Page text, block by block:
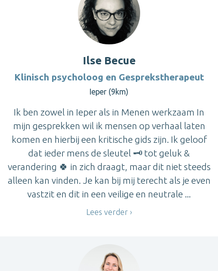
Ilse Becue
Klinisch psycholoog en Gesprekstherapeut
Ieper (9km)
Ik ben zowel in Ieper als in Menen werkzaam In
mijn gesprekken wil ik mensen op verhaal laten
komen en hierbij een kritische gids zijn. Ik geloof
dat ieder mens de sleutel 🗝 tot geluk &
verandering 🍀 in zich draagt, maar dit niet steeds
alleen kan vinden. Je kan bij mij terecht als je even
vastzit en dit in een veilige en neutrale ...
Lees verder